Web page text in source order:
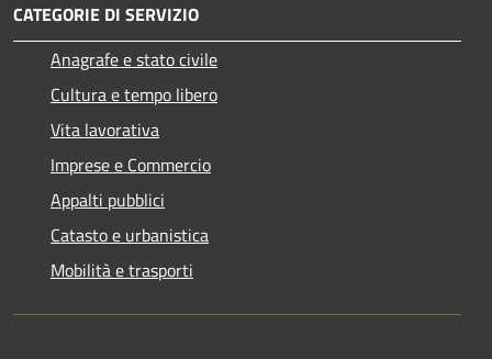
CATEGORIE DI SERVIZIO
Anagrafe e stato civile
Cultura e tempo libero
Vita lavorativa
Imprese e Commercio
Appalti pubblici
Catasto e urbanistica
Mobilità e trasporti